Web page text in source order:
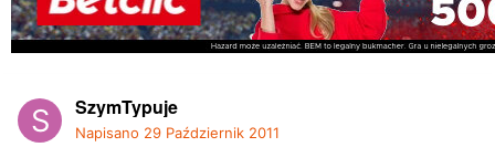
SzymTypuje
Napisano 29 Październik 2011